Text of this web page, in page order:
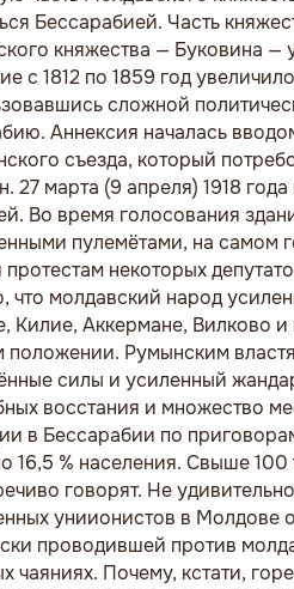
Бессарабией. Часть
княжества — Буковина —
с 1812 по 1859 год
сложной
Аннексия началась
съезда, который
27 марта (9 апреля) 1918
Во время голосования
пулемётами, на самом
протестам некоторых
что молдавский народ
Килие, Аккермане, Вилково
положении. Румынским
силы и усиленный
восстания и множество
в Бессарабии по
16,5 % населения. Свыше
говорят. Не
униионистов в Молдове
проводившей против
чаяниях. Почему, кстати,